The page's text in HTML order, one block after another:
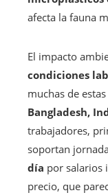
afecta la fauna
El impacto
condiciones
muchas de
Bangladesh,
trabajadores,
soportan
día por salarios
precio, que